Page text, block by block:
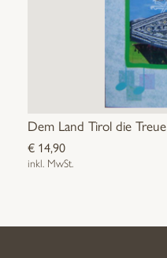
Dem Land Tirol die Treue
€ 14,90
inkl. MwSt.